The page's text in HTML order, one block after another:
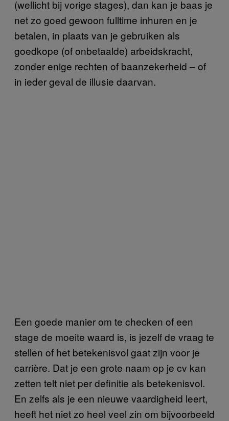
(wellicht bij vorige stages), dan kan je baas je
net zo goed gewoon fulltime inhuren en je
betalen, in plaats van je gebruiken als
goedkope (of onbetaalde) arbeidskracht,
zonder enige rechten of baanzekerheid – of
in ieder geval de illusie daarvan.
Een goede manier om te checken of een
stage de moeite waard is, is jezelf de vraag te
stellen of het betekenisvol gaat zijn voor je
carrière. Dat je een grote naam op je cv kan
zetten telt niet per definitie als betekenisvol.
En zelfs als je een nieuwe vaardigheid leert,
heeft het niet zo heel veel zin om bijvoorbeeld